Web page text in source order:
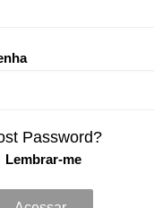
Password?
Lembrar-me